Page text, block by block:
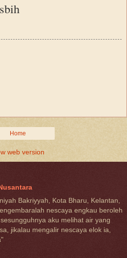
Home
web version
Bakriyyah, Kota Bharu, Kelantan,
nescaya engkau beroleh
aku melihat air yang
jikalau mengalir nescaya elok ia,